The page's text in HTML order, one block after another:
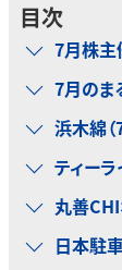
目次
7月株主
7月のま
浜木綿（
ティーラ
丸善CHI
日本駐